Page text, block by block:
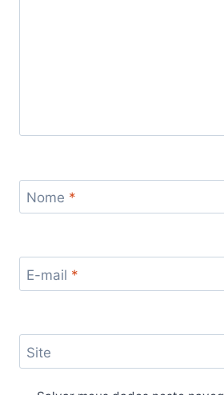
Nome *
E-mail *
Site